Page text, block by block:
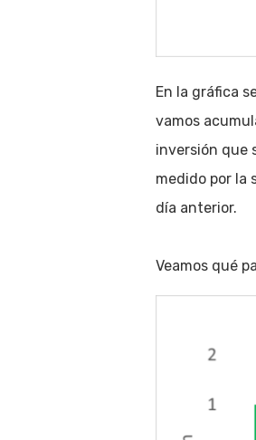
En la gráfica
vamos
inversión que
medido por la
día anterior.
Veamos qué